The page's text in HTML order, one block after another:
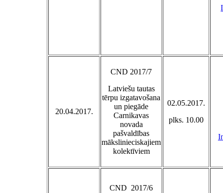
20.04.2017.
CND 2017/7
Latviešu tautas
tērpu izgatavošana
un piegāde
Carnikavas
novada
pašvaldības
mākslinieciskajiem
kolektīviem
02.05.2017.
plks. 10.00
CND 2017/6